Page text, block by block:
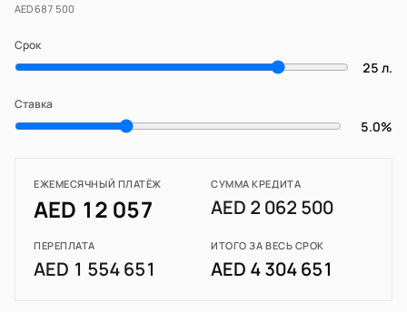
AED 687 500
Срок
25 л.
Ставка
5.0%
ЕЖЕМЕСЯЧНЫЙ ПЛАТЁЖ
AED 12 057
СУММА КРЕДИТА
AED 2 062 500
ПЕРЕПЛАТА
AED 1 554 651
ИТОГО ЗА ВЕСЬ СРОК
AED 4 304 651